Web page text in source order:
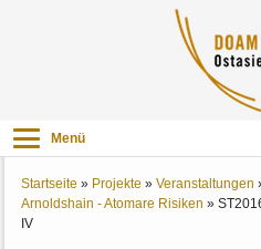
Menü
Startseite » Projekte »Veranstaltungen
Arnoldshain - Atomare Risiken »
IV